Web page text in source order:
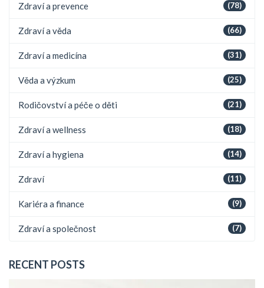
(78)
Zdraví a prevence
(66)
Zdraví a věda
(31)
Zdraví a medicína
(25)
Věda a výzkum
(21)
Rodičovství a péče o děti
(18)
Zdraví a wellness
(14)
Zdraví a hygiena
(11)
Zdraví
(9)
Kariéra a finance
(7)
Zdraví a společnost
RECENT POSTS